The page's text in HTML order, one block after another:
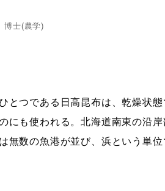
博士(農学)
とつである日高昆布は、乾燥状
にも使われる。北海道南東の沿
無数の魚港が並び、浜という単位